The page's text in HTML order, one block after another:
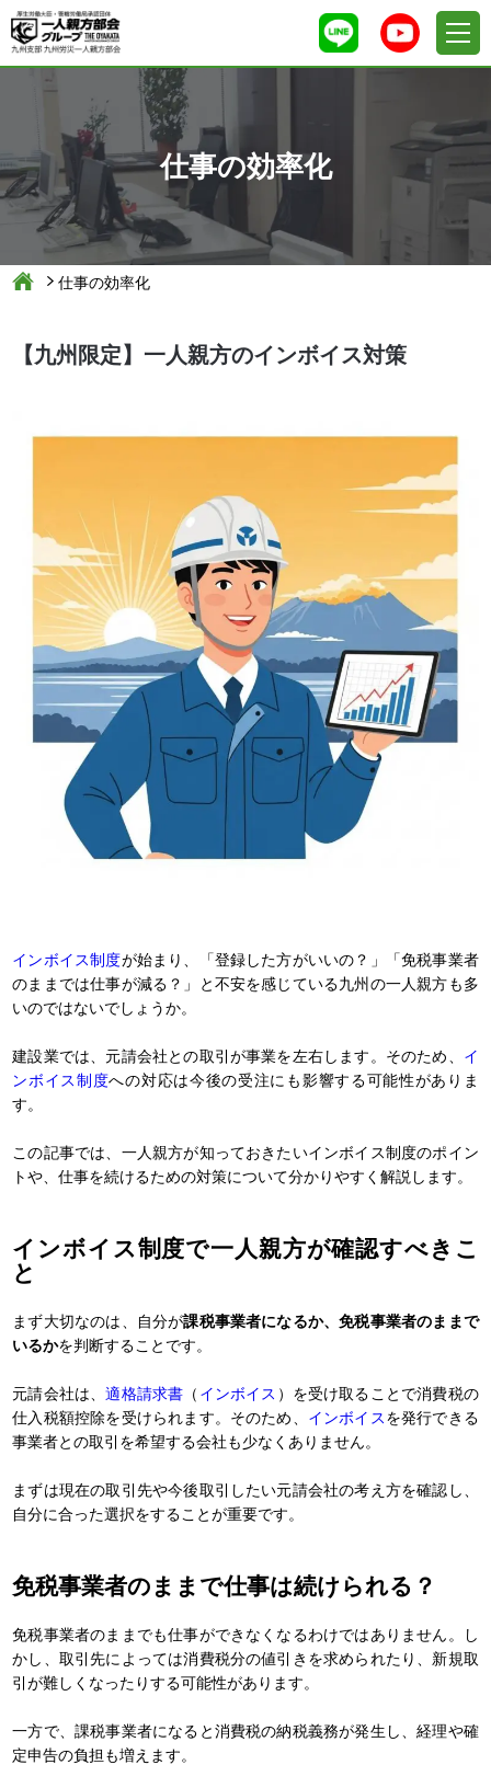
仕事の効率化
仕事の効率化
【九州限定】一人親方のインボイス対策
インボイス制度が始まり、「登録した方がいいの？」「免税事業者
のままでは仕事が減る？」と不安を感じている九州の一人親方も多
いのではないでしょうか。
建設業では、元請会社との取引が事業を左右します。そのため、 イ
ンボイス制度への対応は今後の受注にも影響する可能性がありま
す。
この記事では、一人親方が知っておきたいインボイス制度のポイン
トや、仕事を続けるための対策について分かりやすく解説します。
インボイス制度で一人親方が確認すべきこ
と
まず大切なのは、自分が課税事業者になるか、免税事業者のままで
いるかを判断することです。
元請会社は、適格請求書 （ インボイス ）を受け取ることで消費税の
仕入税額控除を受けられます。そのため、 インボイスを発行できる
事業者との取引を希望する会社も少なくありません。
まずは現在の取引先や今後取引したい元請会社の考え方を確認し、
自分に合った選択をすることが重要です。
免税事業者のままで仕事は続けられる？
免税事業者のままでも仕事ができなくなるわけではありません。し
かし、取引先によっては消費税分の値引きを求められたり、新規取
引が難しくなったりする可能性があります。
一方で、課税事業者になると消費税の納税義務が発生し、経理や確
定申告の負担も増えます。